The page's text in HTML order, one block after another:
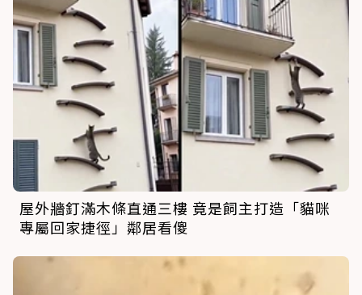
屋外牆釘滿木條直通三樓 竟是飼主打造「貓咪
專屬回家捷徑」鄰居看傻